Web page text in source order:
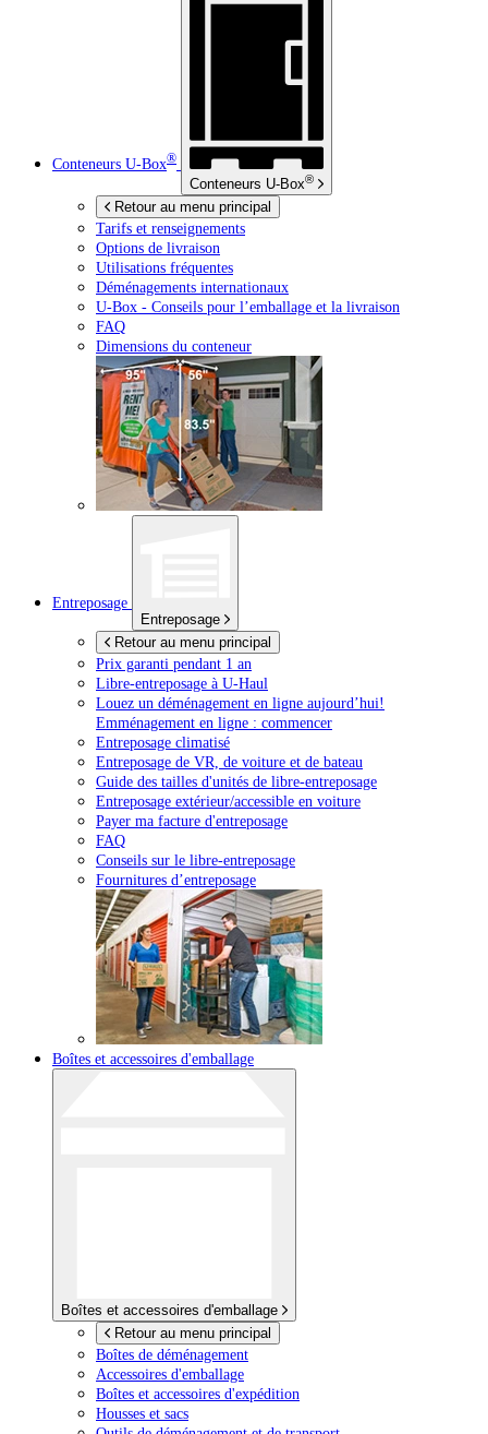
Conteneurs U-Box®
Conteneurs U-Box®
Retour au menu principal
Tarifs et renseignements
Options de livraison
Utilisations fréquentes
Déménagements internationaux
U-Box - Conseils pour l’emballage et la livraison
FAQ
Dimensions du conteneur
Entreposage
Entreposage
Retour au menu principal
Prix garanti pendant 1 an
Libre-entreposage à U-Haul
Louez un déménagement en ligne aujourd’hui!
Emménagement en ligne : commencer
Entreposage climatisé
Entreposage de VR, de voiture et de bateau
Guide des tailles d'unités de libre-entreposage
Entreposage extérieur/accessible en voiture
Payer ma facture d'entreposage
FAQ
Conseils sur le libre-entreposage
Fournitures d’entreposage
Boîtes et accessoires d'emballage
Boîtes et accessoires d'emballage
Retour au menu principal
Boîtes de déménagement
Accessoires d'emballage
Boîtes et accessoires d'expédition
Housses et sacs